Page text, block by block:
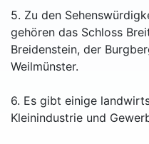
5. Zu den
gehören das Schloss
Breidenstein, der
Weilmünster.
6. Es gibt einige
Kleinindustrie und